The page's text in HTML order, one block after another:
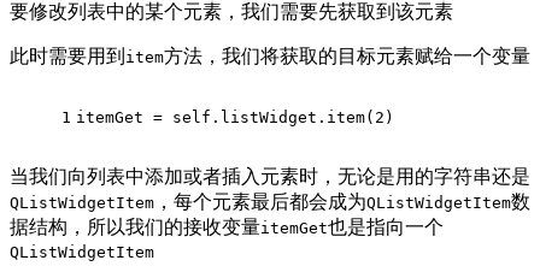
要修改列表中的某个元素，我们需要先获取到该元素
此时需要用到 item方法，我们将获取的目标元素赋给一个变量
1 itemGet = self.listWidget.item( 2 )
当我们向列表中添加或者插入元素时，无论是用的字符串还是
QListWidgetItem ，每个元素最后都会成为QListWidgetItem数
据结构，所以我们的接收变量itemGet也是指向一个
QListWidgetItem